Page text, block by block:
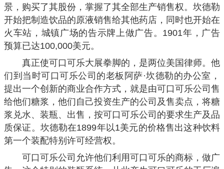
景，购买了其股份，掌握了其全部生产销售权。坎德勒
开始把制造饮品的原液销售给其他药店，同时也开始在
火车站，城镇广场的告示牌上做广告。1901年，广告
预算已达100,000美元。
真正使可口可乐大展拳脚的，是两位美国律师。他
们到当时可口可乐公司的老板阿萨·坎德勒的办公室，
提出一个创新的商业合作方式，就是由可口可乐公司售
给他们糖浆，他们自己投资生产的公司及售卖点，将糖
浆兑水、装瓶、出售，按可口可乐公司的要求生产及品
质保证。坎德勒在1899年以1美元的价格售出这种饮料
第一个装配特别许可经营权。
可口可乐公司允许他们利用可口可乐的商标，做广